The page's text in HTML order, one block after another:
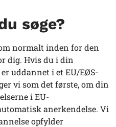
søge?
normalt inden for den
dig. Hvis du i din
uddannet i et EU/EØS-
vi som det første, om din
i EU-
anerkendelse. Vi
opfylder